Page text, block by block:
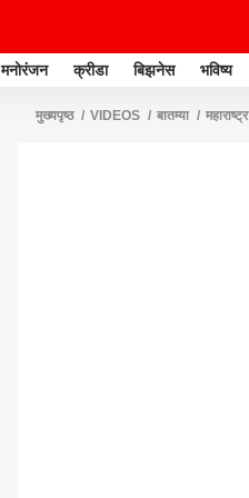
मनोरंजन क्रीडा बिझनेस भविष्य
मुख्यपृष्ठ VIDEOS बातम्या महाराष्ट्र